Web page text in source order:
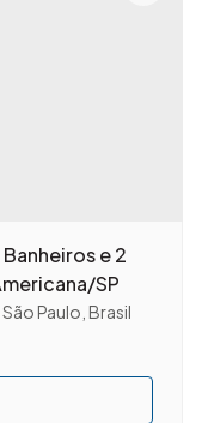
e 2
SP
São Paulo Brasil